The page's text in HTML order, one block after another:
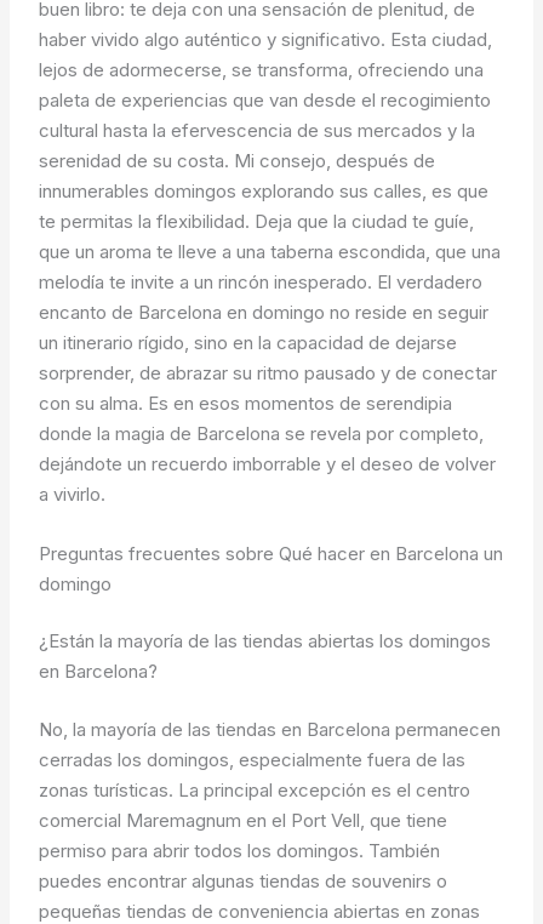
buen libro: te deja con una sensación de plenitud, de
haber vivido algo auténtico y significativo. Esta ciudad,
lejos de adormecerse, se transforma, ofreciendo una
paleta de experiencias que van desde el recogimiento
cultural hasta la efervescencia de sus mercados y la
serenidad de su costa. Mi consejo, después de
innumerables domingos explorando sus calles, es que
te permitas la flexibilidad. Deja que la ciudad te guíe,
que un aroma te lleve a una taberna escondida, que una
melodía te invite a un rincón inesperado. El verdadero
encanto de Barcelona en domingo no reside en seguir
un itinerario rígido, sino en la capacidad de dejarse
sorprender, de abrazar su ritmo pausado y de conectar
con su alma. Es en esos momentos de serendipia
donde la magia de Barcelona se revela por completo,
dejándote un recuerdo imborrable y el deseo de volver
a vivirlo.
Preguntas frecuentes sobre Qué hacer en Barcelona un
domingo
¿Están la mayoría de las tiendas abiertas los domingos
en Barcelona?
No, la mayoría de las tiendas en Barcelona permanecen
cerradas los domingos, especialmente fuera de las
zonas turísticas. La principal excepción es el centro
comercial Maremagnum en el Port Vell, que tiene
permiso para abrir todos los domingos. También
puedes encontrar algunas tiendas de souvenirs o
pequeñas tiendas de conveniencia abiertas en zonas